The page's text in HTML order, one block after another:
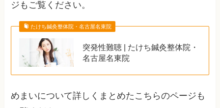
ジもご覧ください。
たけち鍼灸整体院・名古屋名東院
突発性難聴 | たけち鍼灸整体院・
名古屋名東院
めまいについて詳しくまとめたこちらのページも